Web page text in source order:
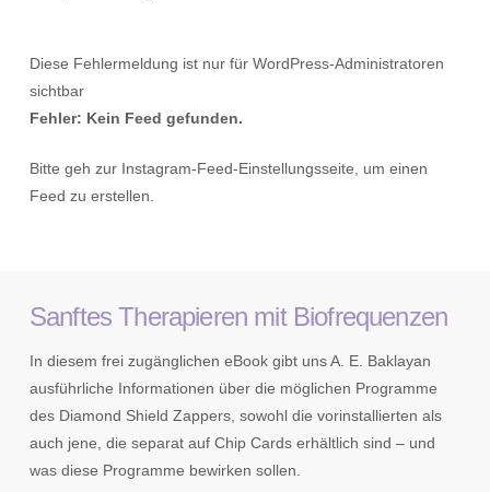
Diese Fehlermeldung ist nur für WordPress-Administratoren
sichtbar
Fehler: Kein Feed gefunden.
Bitte geh zur Instagram-Feed-Einstellungsseite, um einen
Feed zu erstellen.
Sanftes Therapieren mit Biofrequenzen
In diesem frei zugänglichen eBook gibt uns A. E. Baklayan
ausführliche Informationen über die möglichen Programme
des Diamond Shield Zappers, sowohl die vorinstallierten als
auch jene, die separat auf Chip Cards erhältlich sind – und
was diese Programme bewirken sollen.